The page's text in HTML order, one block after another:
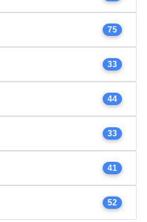
75
33
44
33
41
52